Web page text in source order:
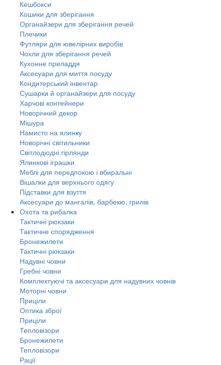
Кешбокси
Кошики для зберігання
Органайзери для зберігання речей
Плечики
Футляри для ювелірних виробів
Чохли для зберігання речей
Кухонне приладдя
Аксесуари для миття посуду
Кондитерський інвентар
Сушарки й органайзери для посуду
Харчові контейнери
Новорічний декор
Мішура
Намисто на ялинку
Новорічні світильники
Світлодіодні гірлянди
Ялинкові іграшки
Меблі для передпокою і вбиральні
Вішалки для верхнього одягу
Підставки для взуття
Аксесуари до мангалів, барбекю, грилів
Охота та рибалка
Тактичні рюкзаки
Тактичне спорядження
Бронежилети
Тактичні рюкзаки
Надувні човни
Гребні човни
Комплектуючі та аксесуари для надувних човнів
Моторні човни
Приціли
Оптика зброї
Приціли
Тепловізори
Бронежилети
Тепловізори
Рації